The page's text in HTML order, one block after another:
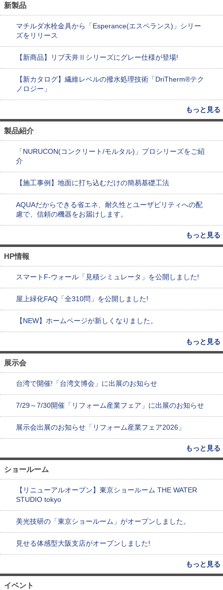
新製品
マチルダ水栓金具から「Esperance(エスペランス)」シリー
ズをリリース
【新商品】リブ天井Ⅱシリーズにグレー仕様が登場!
【新カタログ】繊維レベルの撥水処理技術「DriTherm®テク
ノロジー」
もっと見る
製品紹介
「NURUCON(コンクリート/モルタル)」プロシリーズをご紹
介
【施工事例】地面に打ち込むだけの簡易基礎工法
AQUAだからできる省エネ、耐久性とユーザビリティへの配
慮で、信頼の機器をお届けします。
もっと見る
HP情報
スマートF-ウォール「見積シミュレータ」を公開しました!
屋上緑化FAQ「全310問」を公開しました!
【NEW】ホームページが新しくなりました。
もっと見る
展示会
台湾で開催!「台湾文博会」に出展のお知らせ
7/29～7/30開催「リフォーム産業フェア」に出展のお知らせ
展示会出展のお知らせ「リフォーム産業フェア2026」
もっと見る
ショールーム
【リニューアルオープン】東京ショールーム THE WATER
STUDIO tokyo
美光技研の「東京ショールーム」がオープンしました。
見せる体感型大阪支店がオープンしました!
もっと見る
イベント